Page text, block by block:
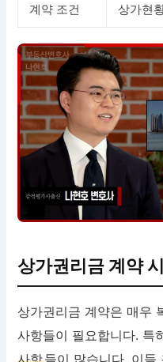
계약 조건 상가현
상가권리금 계약
상가권리금 계약은 매우
사항들이 필요합니다. 특